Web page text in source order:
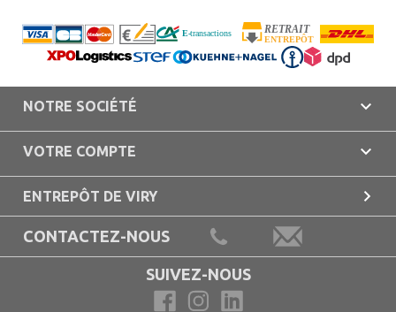
NOTRE SOCIÉTÉ 
VOTRE COMPTE 
ENTREPÔT DE VIRY 
CONTACTEZ-NOUS
SUIVEZ-NOUS